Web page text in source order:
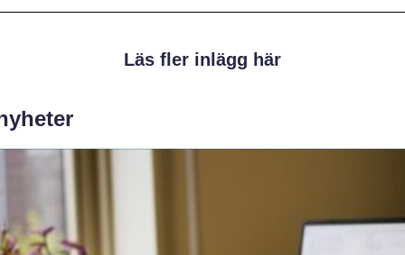
Läs fler inlägg här